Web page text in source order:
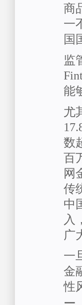
商
一
国
监
能
尤
数
百
网
传
中
入
广
一
金
性